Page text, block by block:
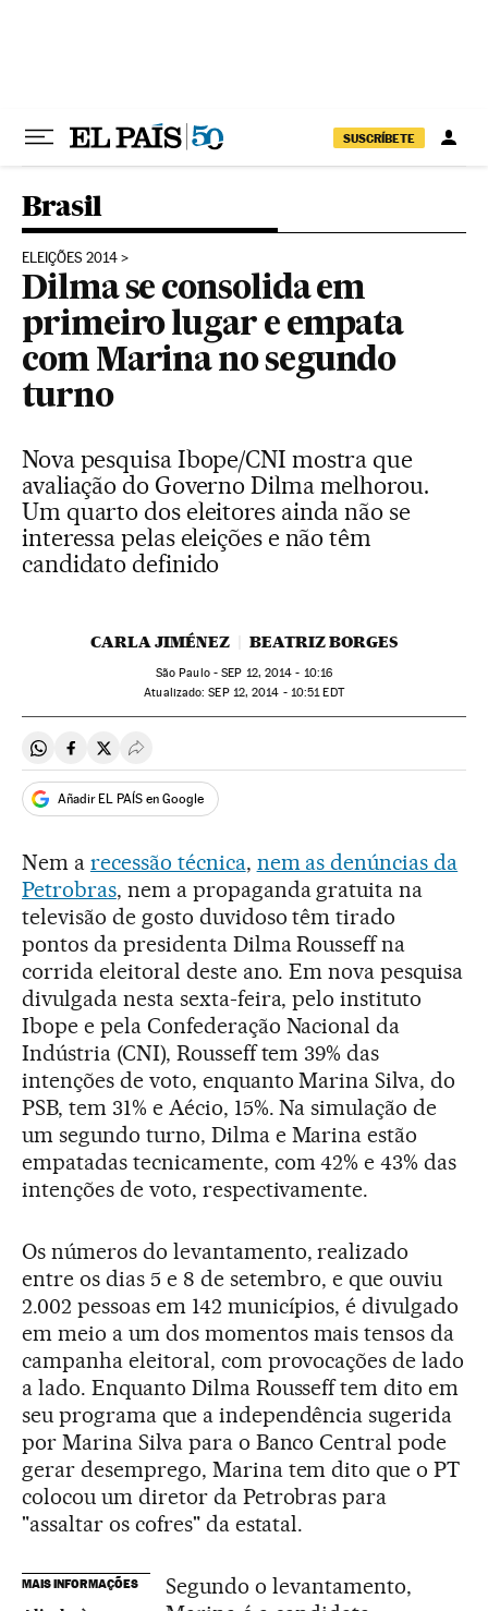
SUSCRÍBETE
Brasil
ELEIÇÕES 2014
Dilma se consolida em
primeiro lugar e empata
com Marina no segundo
turno
Nova pesquisa Ibope/CNI mostra que
avaliação do Governo Dilma melhorou.
Um quarto dos eleitores ainda não se
interessa pelas eleições e não têm
candidato definido
CARLA JIMÉNEZ BEATRIZ BORGES
São Paulo -SEP 12, 2014 - 10:16
atualizado: SEP12, 2014 - 10:51EDT
Compartir en Whatsapp
Compartir en Facebook
Compartir en Twitter
Desplegar Redes Sociales
Añadir EL PAÍS en Google
Nem a recessão técnica, nem as denúncias da
Petrobras, nem a propaganda gratuita na
televisão de gosto duvidoso têm tirado
pontos da presidenta Dilma Rousseff na
corrida eleitoral deste ano. Em nova pesquisa
divulgada nesta sexta-feira, pelo instituto
Ibope e pela Confederação Nacional da
Indústria (CNI), Rousseff tem 39% das
intenções de voto, enquanto Marina Silva, do
PSB, tem 31% e Aécio, 15%. Na simulação de
um segundo turno, Dilma e Marina estão
empatadas tecnicamente, com 42% e 43% das
intenções de voto, respectivamente.
Os números do levantamento, realizado
entre os dias 5 e 8 de setembro, e que ouviu
2.002 pessoas em 142 municípios, é divulgado
em meio a um dos momentos mais tensos da
campanha eleitoral, com provocações de lado
a lado. Enquanto Dilma Rousseff tem dito em
seu programa que a independência sugerida
por Marina Silva para o Banco Central pode
gerar desemprego, Marina tem dito que o PT
colocou um diretor da Petrobras para
"assaltar os cofres" da estatal.
MAIS INFORMAÇÕES
Segundo o levantamento,